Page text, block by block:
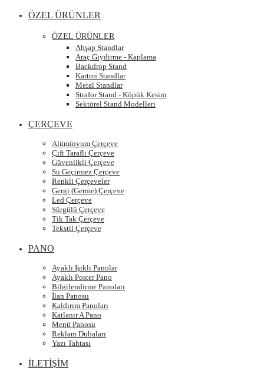
ÖZEL ÜRÜNLER
ÖZEL ÜRÜNLER
Ahşap Standlar
Araç Giydirme - Kaplama
Backdrop Stand
Karton Standlar
Metal Standlar
Strafor Stand - Köpük Kesim
Sektörel Stand Modelleri
ÇERÇEVE
Alüminyum Çerçeve
Çift Taraflı Çerçeve
Güvenlikli Çerçeve
Su Geçirmez Çerçeve
Renkli Çerçeveler
Gergi (Germe) Çerçeve
Led Çerçeve
Sürgülü Çerçeve
Tik Tak Çerçeve
Tekstil Çerçeve
PANO
Ayaklı Işıklı Panolar
Ayaklı Poster Pano
Bilgilendirme Panoları
İlan Panosu
Kaldırım Panoları
Katlanır A Pano
Menü Panosu
Reklam Dubaları
Yazı Tahtası
İLETİŞİM